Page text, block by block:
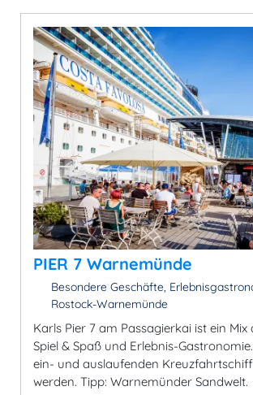
PIER 7 Warnemünde
Besondere Geschäfte,
Rostock-Warnemünde
Karls Pier 7 am Passagierkai ist ein Mix
Spiel & Spaß und Erlebnis-
ein- und auslaufenden
werden. Tipp: Warnemünder Sandwelt.